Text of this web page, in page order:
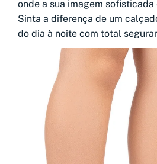
onde a sua imagem
Sinta a diferença de um
do dia à noite com total